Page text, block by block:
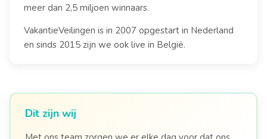
meer dan 2,5 miljoen winnaars.
VakantieVeilingen is in 2007 opgestart in Nederland
en sinds 2015 zijn we ook live in België.
Dit zijn wij